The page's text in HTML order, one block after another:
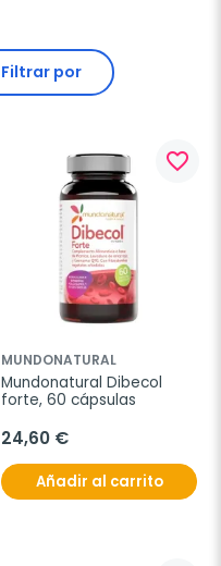
Filtrar por
favorite_border
MUNDONATURAL
Mundonatural Dibecol
forte, 60 cápsulas
24,60 €
Añadir al carrito